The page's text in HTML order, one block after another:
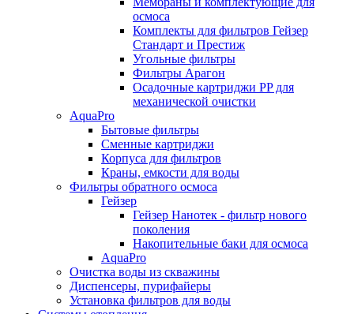
осмоса
Комплекты для фильтров Гейзер
Стандарт и Престиж
Угольные фильтры
Фильтры Арагон
Осадочные картриджи PP для
механической очистки
AquaPro
Бытовые фильтры
Сменные картриджи
Корпуса для фильтров
Краны, емкости для воды
Фильтры обратного осмоса
Гейзер
Гейзер Нанотек - фильтр нового
поколения
Накопительные баки для осмоса
AquaPro
Очистка воды из скважины
Диспенсеры, пурифайеры
Установка фильтров для воды